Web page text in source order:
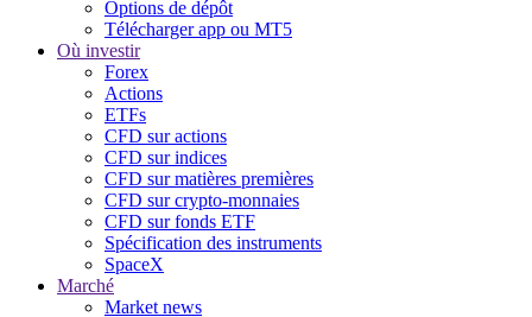
Options de dépôt
Télécharger app ou MT5
Où investir
Forex
Actions
ETFs
CFD sur actions
CFD sur indices
CFD sur matières premières
CFD sur crypto-monnaies
CFD sur fonds ETF
Spécification des instruments
SpaceX
Marché
Market news